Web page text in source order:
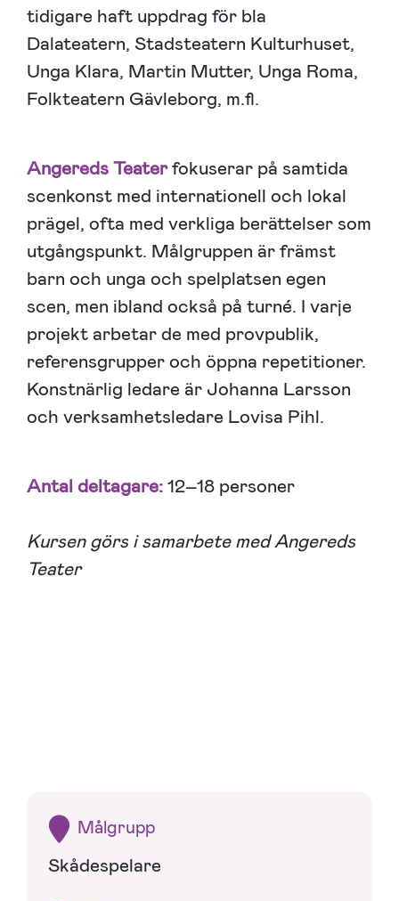
tidigare haft uppdrag för bla
Dalateatern, Stadsteatern Kulturhuset,
Unga Klara, Martin Mutter, Unga Roma,
Folkteatern Gävleborg, m.fl.
Angereds Teaterfokuserar på samtida
scenkonst med internationell och lokal
prägel, ofta med verkliga berättelser som
utgångspunkt. Målgruppen är främst
barn och unga och spelplatsen egen
scen, men ibland också på turné. I varje
projekt arbetar de med provpublik,
referensgrupper och öppna repetitioner.
Konstnärlig ledare är Johanna Larsson
och verksamhetsledare Lovisa Pihl.
Antal deltagare:12–18 personer
Kursen görs i samarbete med Angereds
Teater
Målgrupp
Skådespelare